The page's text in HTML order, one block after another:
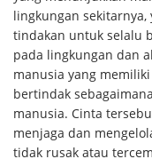
lingkungan
tindakan untuk selalu
pada lingkungan dan
manusia yang
bertindak
manusia. Cinta
menjaga dan
tidak rusak atau